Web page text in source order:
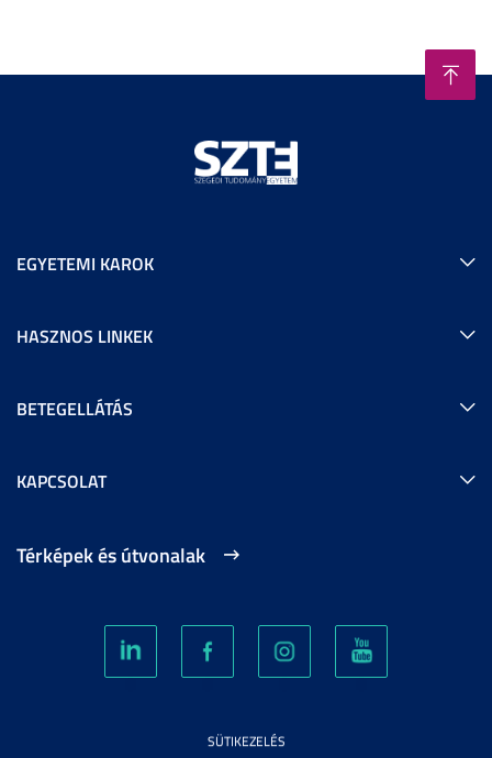
EGYETEMI KAROK
HASZNOS LINKEK
BETEGELLÁTÁS
KAPCSOLAT
Térképek és útvonalak
SÜTIKEZELÉS